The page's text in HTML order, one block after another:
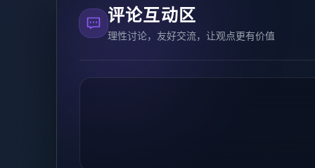
评论互动区
理性讨论，友好交流，让观点更有价值